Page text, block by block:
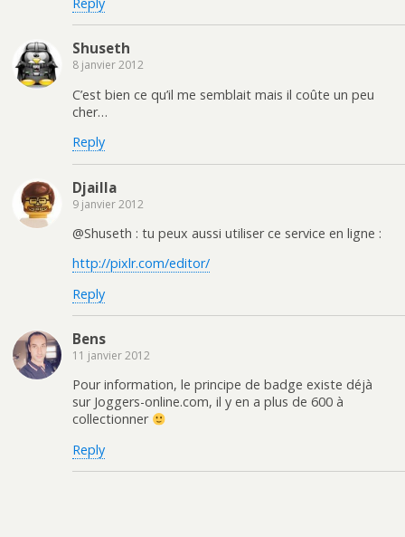
Shuseth
8 janvier 2012
C’est bien ce qu’il me semblait mais il coûte un peu
cher…
Reply
Djailla
9 janvier 2012
@Shuseth : tu peux aussi utiliser ce service en ligne :
http://pixlr.com/editor/
Reply
Bens
11 janvier 2012
Pour information, le principe de badge existe déjà
sur Joggers-online.com, il y en a plus de 600 à
collectionner
Reply